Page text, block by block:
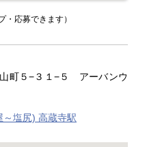
・応募できます）
町５−３１−５ アーバンウ
塩尻) 高蔵寺駅